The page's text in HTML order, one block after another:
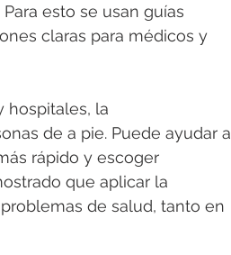
esto se usan guías
claras para médicos y
hospitales, la
de a pie. Puede ayudar a
rápido y escoger
que aplicar la
de salud, tanto en